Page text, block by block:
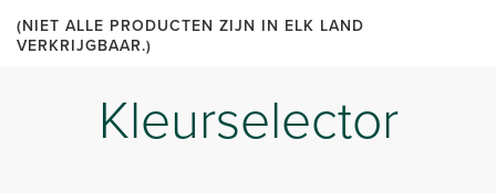
(NIET ALLE PRODUCTEN ZIJN IN ELK LAND
VERKRIJGBAAR.)
Kleurselector